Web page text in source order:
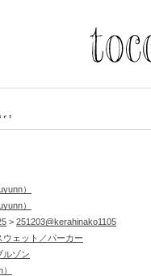
）
）
> 251203@kerahinako1105
ウェット／パーカー
ルゾン